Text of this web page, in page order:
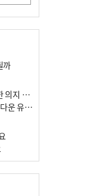
까
與가 막은 ‘산은 부산행’…전재수 강력한 의지 표명 없인 공염불
田 “장금상선도 설득중”…해운기업 ‘톱다운 유치전’ 가속
구·군 승진 축하화분 관행 없애자니 소상공인 울상